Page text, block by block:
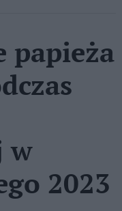
papieża
w
2023